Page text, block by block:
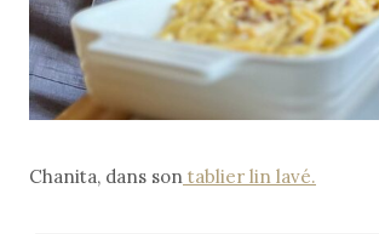
Chanita, dans son tablier lin lavé.